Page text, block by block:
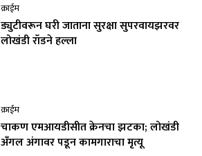
क्राईम
ड्युटीवरून घरी जाताना सुरक्षा सुपरवायझरवर
लोखंडी रॉडने हल्ला
क्राईम
चाकण एमआयडीसीत क्रेनचा झटका; लोखंडी
अँगल अंगावर पडून कामगाराचा मृत्यू